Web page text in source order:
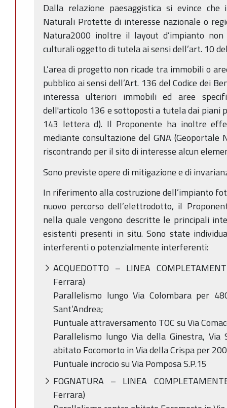
Dalla relazione paesaggistica si evince
Naturali Protette di interesse nazionale o
Natura2000 inoltre il layout d’impianto
culturali oggetto di tutela ai sensi dell’art. 10
L’area di progetto non ricade tra immobili o
pubblico ai sensi dell’Art. 136 del Codice dei
interessa ulteriori immobili ed aree
dell'articolo 136 e sottoposti a tutela dai piani
143 lettera d). Il Proponente ha inoltre
mediante consultazione del GNA (Geoportale
riscontrando per il sito di interesse alcun
Sono previste opere di mitigazione e di
In riferimento alla costruzione dell’impianto
nuovo percorso dell’elettrodotto, il
nella quale vengono descritte le principali
esistenti presenti in situ. Sono state
interferenti o potenzialmente interferenti:
ACQUEDOTTO – LINEA
Ferrara)
Parallelismo lungo Via Colombara per
Sant’Andrea;
Puntuale attraversamento TOC su Via
Parallelismo lungo Via della Ginestra, Via
abitato Focomorto in Via della Crispa per
Puntuale incrocio su Via Pomposa S.P.15
FOGNATURA – LINEA
Ferrara)